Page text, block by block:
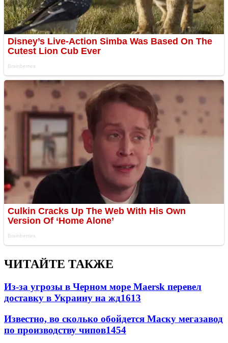
ЧИТАЙТЕ ТАКЖЕ
Из-за угрозы в Черном море Maersk перевел
доставку в Украину на жд1613
Известно, во сколько обойдется Маску мегазавод
по производству чипов1454